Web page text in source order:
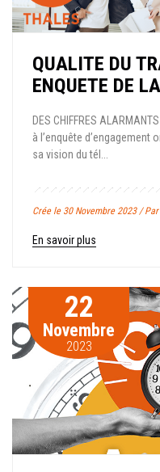
QUALITE DU
ENQUETE DE
DES CHIFFRES
à l’enquête d’engagement
sa vision du tél...
Crée le 30 Novembre 2023 /
En savoir plus
22
Novembre
2023